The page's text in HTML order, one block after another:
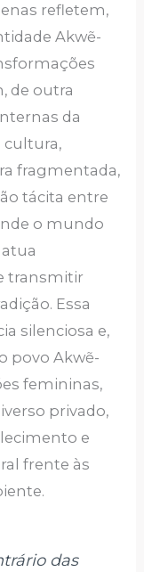
refletem,
Akwẽ-
de outra
da
cultura,
fragmentada,
tácita entre
o mundo
transmitir
Essa
silenciosa e,
povo Akwẽ-
femininas,
privado,
e
frente às
das